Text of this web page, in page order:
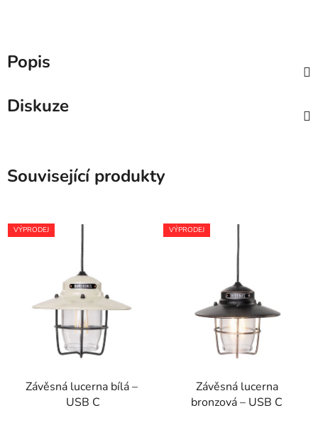
Popis
Diskuze
Související produkty
VÝPRODEJ
Závěsná lucerna bílá –
USB C
VÝPRODEJ
Závěsná lucerna
bronzová – USB C